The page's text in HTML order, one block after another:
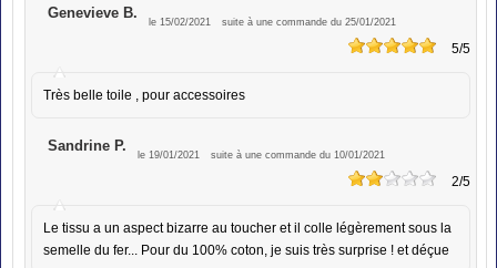
Genevieve B.
le 15/02/2021 suite à une commande du 25/01/2021
5/5
Très belle toile , pour accessoires
Sandrine P.
le 19/01/2021 suite à une commande du 10/01/2021
2/5
Le tissu a un aspect bizarre au toucher et il colle légèrement sous la
semelle du fer... Pour du 100% coton, je suis très surprise ! et déçue